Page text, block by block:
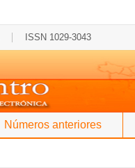
ISSN 1029-3043
Números anteriores